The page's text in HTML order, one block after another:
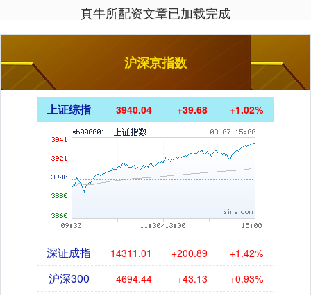
真牛所配资文章已加载完成
沪深京指数
上证综指 3940.04 +39.68 +1.02%
深证成指 14311.01 +200.89 +1.42%
沪深300 4694.44 +43.13 +0.93%